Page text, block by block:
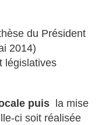
du Président
2014)
législatives
puis
la mise
ci soit réalisée